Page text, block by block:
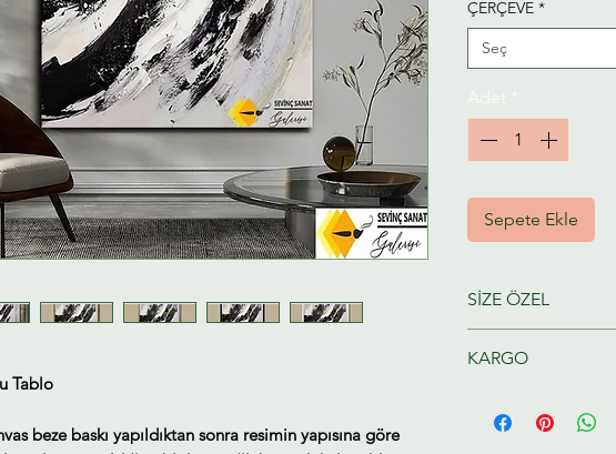
Tablo
beze baskı yapıldıktan sonra resimin yapısına göre
ÇERÇEVE *
Seç
Sepete Ekle
SİZE ÖZEL
hazırlanacaktır.
KARGO